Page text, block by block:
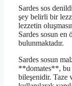
Sardes sos
şey belirli bir
lezzetin
Sardes sosun en
bulunmaktadır.
Sardes sosun
**domates**, bu
bileşenidir. Taze